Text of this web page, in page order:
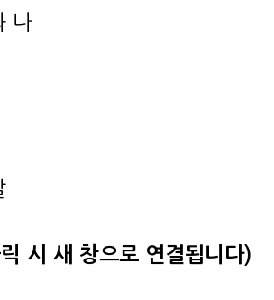
나
시 새 창으로 연결됩니다)